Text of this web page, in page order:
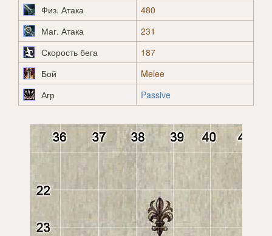
Физ. Атака
480
Маг. Атака
231
Скорость бега
187
Бой
Melee
Агр
Passive